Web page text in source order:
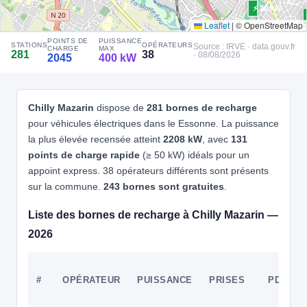
4 ALLEGO
Burger King Viry-Châtillon
📍 Zac Du Moulin, 4 Rue de la Frm Neuve
⚡ Station recharge rapide Recharge gratuite CB acceptée
♿ Accessible PMR Accès libre Réservable 🏍️ 2 roues
🧭 S'y rendre
ALLEGO
THIAIS BELLE EPINE
📍 Klépierre Centre Commercial , Rue du Luxembourg, 94320 Thiais
🅿️ Parking privé à usage public Recharge gratuite
CB acceptée
♿ Accessible PMR
ALLEGO
⚡ Borne
⚡ 150 kW
⚡ 150 kW
⚡ 22 kW
⚡ 150 kW
⚡ Borne
⚡ 7.4 kW
⚡ 50 kW
⚡ 22 kW
⚡ 22 kW
⚡ 22 kW
⚡ 150 kW
Leaflet | © OpenStreetMap
STATIONS
281
POINTS DE
CHARGE
2045
PUISSANCE
MAX
400 kW
OPÉRATEURS
38
Source : IRVE · data.gouv.fr
· 08/08/2026
Chilly Mazarin dispose de 281 bornes de recharge
pour véhicules électriques dans le Essonne. La puissance
la plus élevée recensée atteint 2208 kW , avec 131
points de charge rapide (≥ 50 kW) idéals pour un
appoint express. 38 opérateurs différents sont présents
sur la commune. 243 bornes sont gratuites
Liste des bornes de recharge à Chilly Mazarin —
2026
# OPÉRATEUR PUISSANCE PRISES PDC